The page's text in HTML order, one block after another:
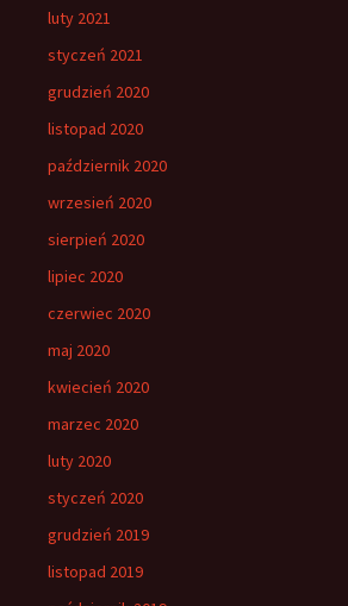
luty 2021
styczeń 2021
grudzień 2020
listopad 2020
październik 2020
wrzesień 2020
sierpień 2020
lipiec 2020
czerwiec 2020
maj 2020
kwiecień 2020
marzec 2020
luty 2020
styczeń 2020
grudzień 2019
listopad 2019